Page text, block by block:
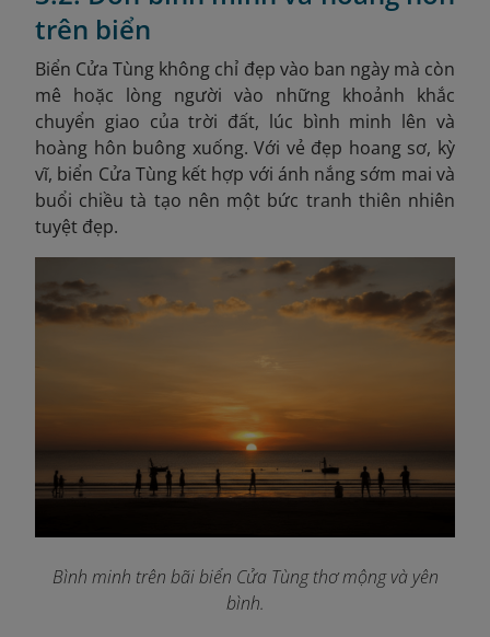
trên biển
Biển Cửa Tùng không chỉ đẹp vào ban ngày mà còn
mê hoặc lòng người vào những khoảnh khắc
chuyển giao của trời đất, lúc bình minh lên và
hoàng hôn buông xuống. Với vẻ đẹp hoang sơ, kỳ
vĩ, biển Cửa Tùng kết hợp với ánh nắng sớm mai và
buổi chiều tà tạo nên một bức tranh thiên nhiên
tuyệt đẹp.
Bình minh trên bãi biển Cửa Tùng thơ mộng và yên
bình.